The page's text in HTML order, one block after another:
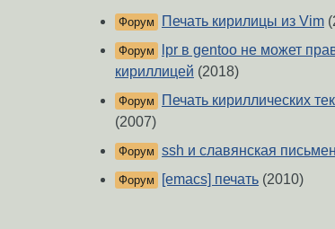
Форум Печать кирилицы из Vim
Форум
lpr в gentoo не может
кириллицей (2018)
Форум
Печать кириллических
(2007)
Форум ssh и славянская
Форум [emacs] печать (2010)